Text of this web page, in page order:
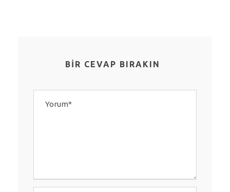
BIR CEVAP BIRAKIN